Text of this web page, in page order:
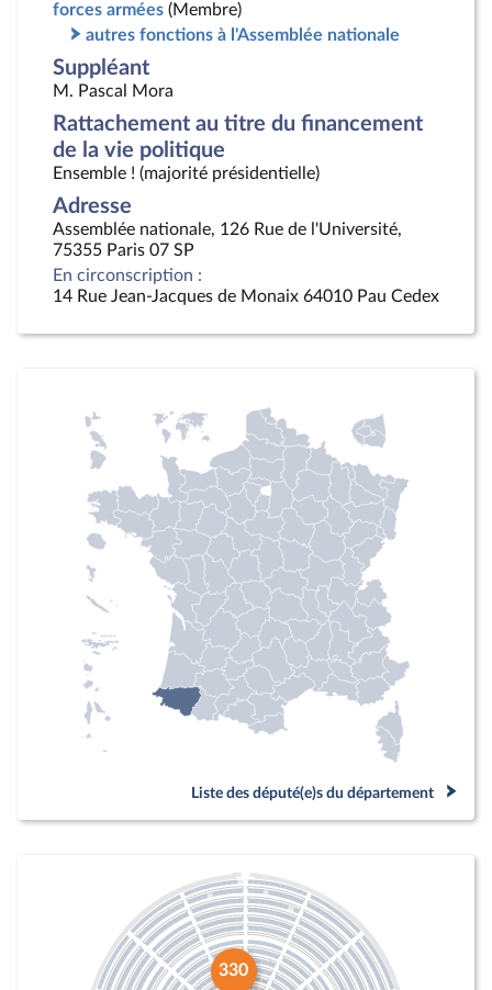
forces armées (Membre)
autres fonctions à l'Assemblée nationale
Suppléant
M. Pascal Mora
Rattachement au titre du financement
de la vie politique
Ensemble ! (majorité présidentielle)
Adresse
Assemblée nationale, 126 Rue de l'Université,
75355 Paris 07 SP
En circonscription :
14 Rue Jean-Jacques de Monaix 64010 Pau Cedex
Liste des député(e)s du département
330